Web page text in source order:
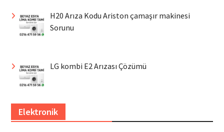
H20 Arıza Kodu Ariston çamaşır makinesi
Sorunu
LG kombi E2 Arızası Çözümü
Elektronik